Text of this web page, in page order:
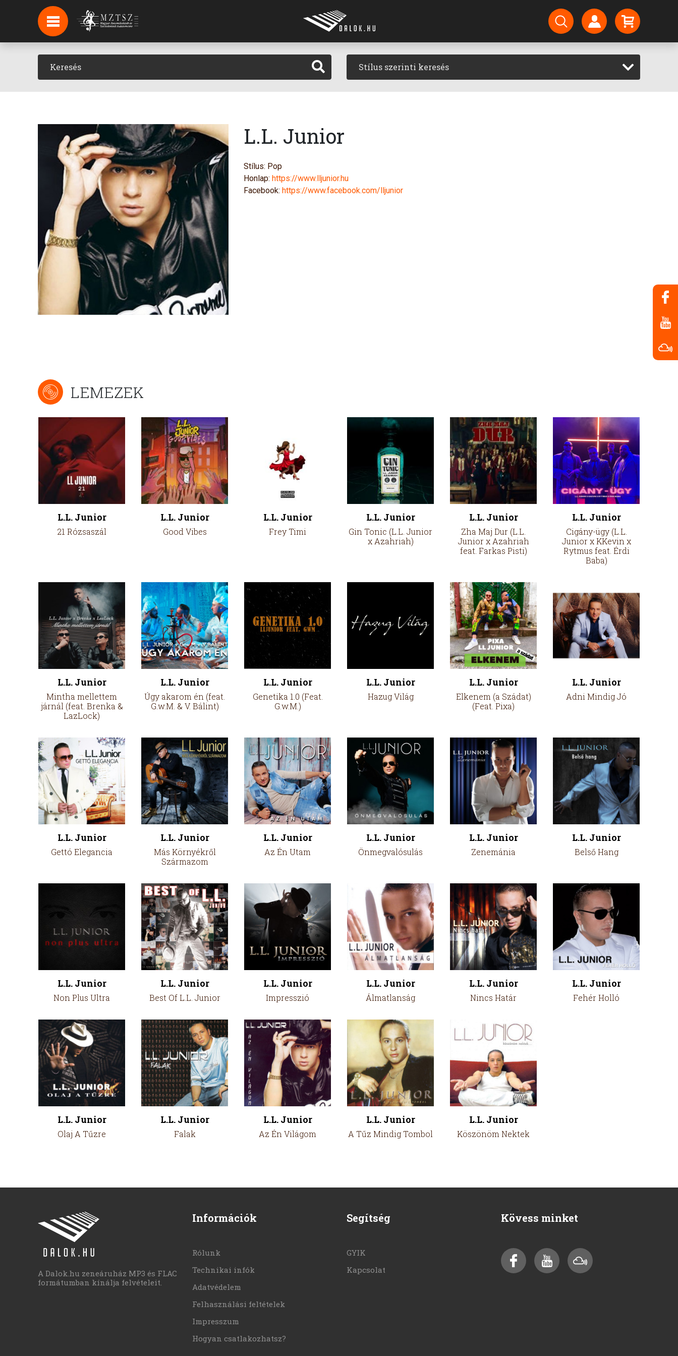
HÍREK
HÍRLEVÉL FELIRATKOZÁS
PODCAST Stílus szerinti keresés
L.L. Junior
Stílus: Pop
Honlap: https://www.lljunior.hu
Facebook: https://www.facebook.com/lljunior
LEMEZEK
L.L. Junior
21 Rózsaszál
L.L. Junior
Good Vibes
L.L. Junior
Frey Timi
L.L. Junior
Gin Tonic (L.L. Junior
x Azahriah)
L.L. Junior
Zha Maj Dur (L.L.
Junior x Azahriah
feat. Farkas Pisti)
L.L. Junior
Cigány-ügy (L.L.
Junior x KKevin x
Rytmus feat. Érdi
Baba)
L.L. Junior
Mintha mellettem
járnál (feat. Brenka &
LazLock)
L.L. Junior
Úgy akarom én (feat.
G.w.M. & V. Bálint)
L.L. Junior
Genetika 1.0 (Feat.
G.w.M.)
L.L. Junior
Hazug Világ
L.L. Junior
Elkenem (a Szádat)
(Feat. Pixa)
L.L. Junior
Adni Mindig Jó
L.L. Junior
Gettó Elegancia
L.L. Junior
Más Környékről
Származom
L.L. Junior
Az Én Utam
L.L. Junior
Önmegvalósulás
L.L. Junior
Zenemánia
L.L. Junior
Belső Hang
L.L. Junior
Non Plus Ultra
L.L. Junior
Best Of L.L. Junior
L.L. Junior
Impresszió
L.L. Junior
Álmatlanság
L.L. Junior
Nincs Határ
L.L. Junior
Fehér Holló
L.L. Junior
Olaj A Tűzre
L.L. Junior
Falak
L.L. Junior
Az Én Világom
L.L. Junior
A Tűz Mindig Tombol
L.L. Junior
Köszönöm Nektek
A Dalok.hu zeneáruház MP3 és FLAC
formátumban kínálja felvételeit.
Információk
Rólunk
Technikai infók
Adatvédelem
Felhasználási feltételek
Impresszum
Hogyan csatlakozhatsz?
Segítség
GYIK
Kapcsolat
Kövess minket